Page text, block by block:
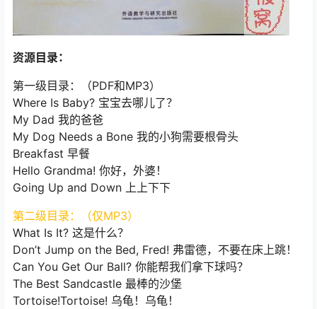
资源目录：
第一级目录：（PDF和MP3）
Where Is Baby? 宝宝去哪儿了？
My Dad 我的爸爸
My Dog Needs a Bone 我的小狗需要根骨头
Breakfast 早餐
Hello Grandma! 你好，外婆！
Going Up and Down 上上下下
第二级目录：（仅MP3）
What Is It? 这是什么？
Don’t Jump on the Bed, Fred! 弗雷德，不要在床上跳！
Can You Get Our Ball? 你能帮我们拿下球吗？
The Best Sandcastle 最棒的沙堡
Tortoise!Tortoise! 乌龟！乌龟！